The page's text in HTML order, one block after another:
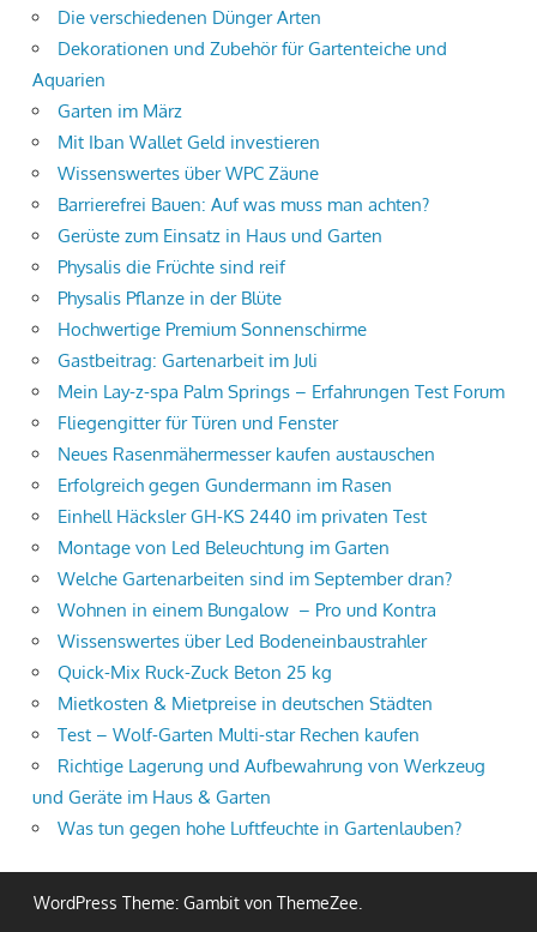
Die verschiedenen Dünger Arten
Dekorationen und Zubehör für Gartenteiche und
Aquarien
Garten im März
Mit Iban Wallet Geld investieren
Wissenswertes über WPC Zäune
Barrierefrei Bauen: Auf was muss man achten?
Gerüste zum Einsatz in Haus und Garten
Physalis die Früchte sind reif
Physalis Pflanze in der Blüte
Hochwertige Premium Sonnenschirme
Gastbeitrag: Gartenarbeit im Juli
Mein Lay-z-spa Palm Springs – Erfahrungen Test Forum
Fliegengitter für Türen und Fenster
Neues Rasenmähermesser kaufen austauschen
Erfolgreich gegen Gundermann im Rasen
Einhell Häcksler GH-KS 2440 im privaten Test
Montage von Led Beleuchtung im Garten
Welche Gartenarbeiten sind im September dran?
Wohnen in einem Bungalow – Pro und Kontra
Wissenswertes über Led Bodeneinbaustrahler
Quick-Mix Ruck-Zuck Beton 25 kg
Mietkosten & Mietpreise in deutschen Städten
Test – Wolf-Garten Multi-star Rechen kaufen
Richtige Lagerung und Aufbewahrung von Werkzeug
und Geräte im Haus & Garten
Was tun gegen hohe Luftfeuchte in Gartenlauben?
WordPress Theme: Gambit von ThemeZee.